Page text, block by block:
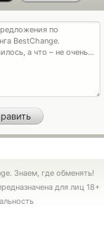
Знаем, где обменять!
для лиц 18+